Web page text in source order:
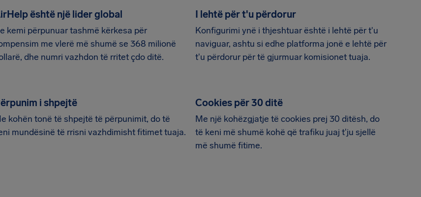
është një lider global
kemi përpunuar tashmë kërkesa për
me vlerë më shumë se 368 milionë
dhe numri vazhdon të rritet çdo ditë.
I lehtë për t'u përdorur
Konfigurimi ynë i thjeshtuar është i lehtë për t'u
naviguar, ashtu si edhe platforma jonë e lehtë për
t'u përdorur për të gjurmuar komisionet tuaja.
i shpejtë
kohën tonë të shpejtë të përpunimit, do të
mundësinë të rrisni vazhdimisht fitimet tuaja.
Cookies për 30 ditë
Me një kohëzgjatje të cookies prej 30 ditësh, do
të keni më shumë kohë që trafiku juaj t'ju sjellë
më shumë fitime.